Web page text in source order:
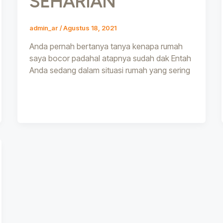
admin_ar /Agustus 18, 2021
Anda pernah bertanya tanya kenapa rumah
saya bocor padahal atapnya sudah dak Entah
Anda sedang dalam situasi rumah yang sering